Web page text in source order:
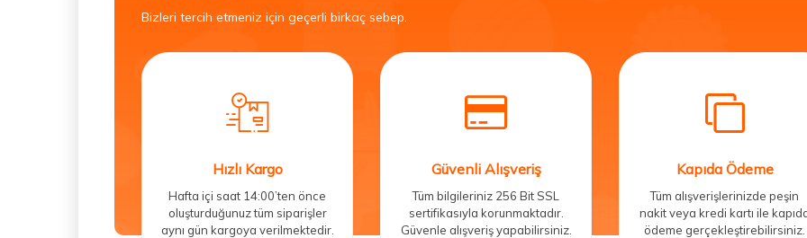
Bizleri tercih etmeniz için geçerli birkaç sebep.
Hızlı Kargo
Hafta içi saat 14:00’ten önce
oluşturduğunuz tüm siparişler
aynı gün kargoya verilmektedir.
Güvenli Alışveriş
Tüm bilgileriniz 256 Bit SSL
sertifikasıyla korunmaktadır.
Güvenle alışveriş yapabilirsiniz.
Kapıda Ödeme
Tüm alışverişlerinizde peşin
nakit veya kredi kartı ile
ödeme gerçekleştirebilirsiniz.